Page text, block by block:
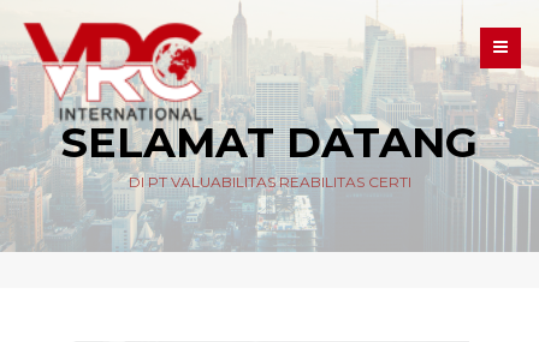
SELAMAT DATANG
DI PT VALUABILITAS REABILITAS CERTI